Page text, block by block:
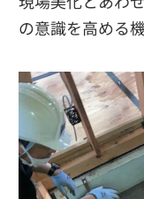
の意識を高める